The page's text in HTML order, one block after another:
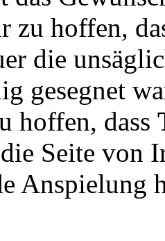
zu hoffen,
die
gesegnet
hoffen, dass
Seite von
Anspielung